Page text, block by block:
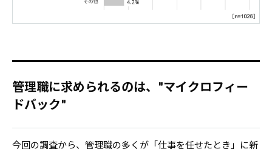
管理職に求められるのは、"マイクロフィー
ドバック"
今回の調査から、管理職の多くが「仕事を任せたとき」に新